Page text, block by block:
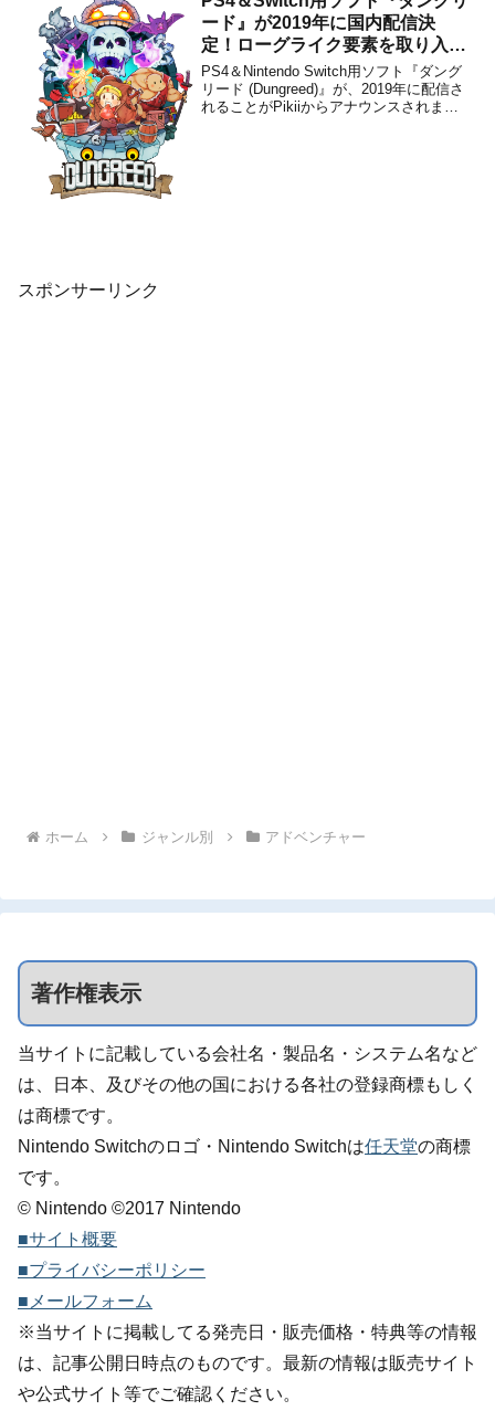
な戦い...
ード』が2019年に国内配信決
定！ローグライク要素を取り入れ
た2D横スクロールアクションゲ
ーム
PS4＆Nintendo Switch用ソフト『ダング
リード (Dungreed)』が、2019年に配信さ
れることがPikiiからアナウンスされまし
スポンサーリンク
ホーム ジャンル別 アドベンチャー
著作権表示
当サイトに記載している会社名・製品名・システム名など
は、日本、及びその他の国における各社の登録商標もしく
は商標です。
Nintendo Switchのロゴ・Nintendo Switchは任天堂の商標
です。
© Nintendo ©2017 Nintendo
■サイト概要
■プライバシーポリシー
■メールフォーム
※当サイトに掲載してる発売日・販売価格・特典等の情報
は、記事公開日時点のものです。最新の情報は販売サイト
や公式サイト等でご確認ください。